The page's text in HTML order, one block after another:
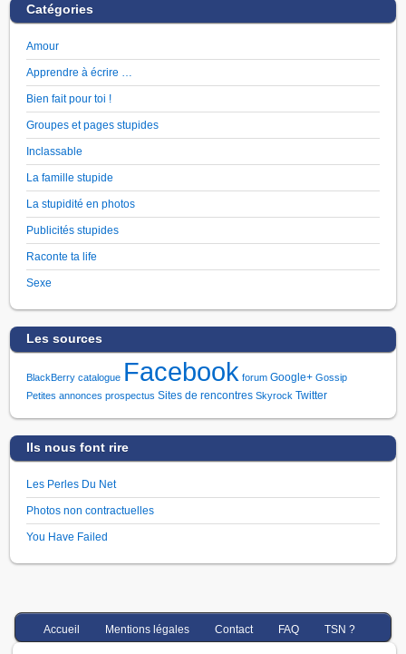
Catégories
Amour
Apprendre à écrire …
Bien fait pour toi !
Groupes et pages stupides
Inclassable
La famille stupide
La stupidité en photos
Publicités stupides
Raconte ta life
Sexe
Les sources
BlackBerry catalogue Facebook forum Google+ Gossip
Petites annonces prospectus Sites de rencontres Skyrock Twitter
Ils nous font rire
Les Perles Du Net
Photos non contractuelles
You Have Failed
Accueil Mentions légales Contact FAQ TSN ?